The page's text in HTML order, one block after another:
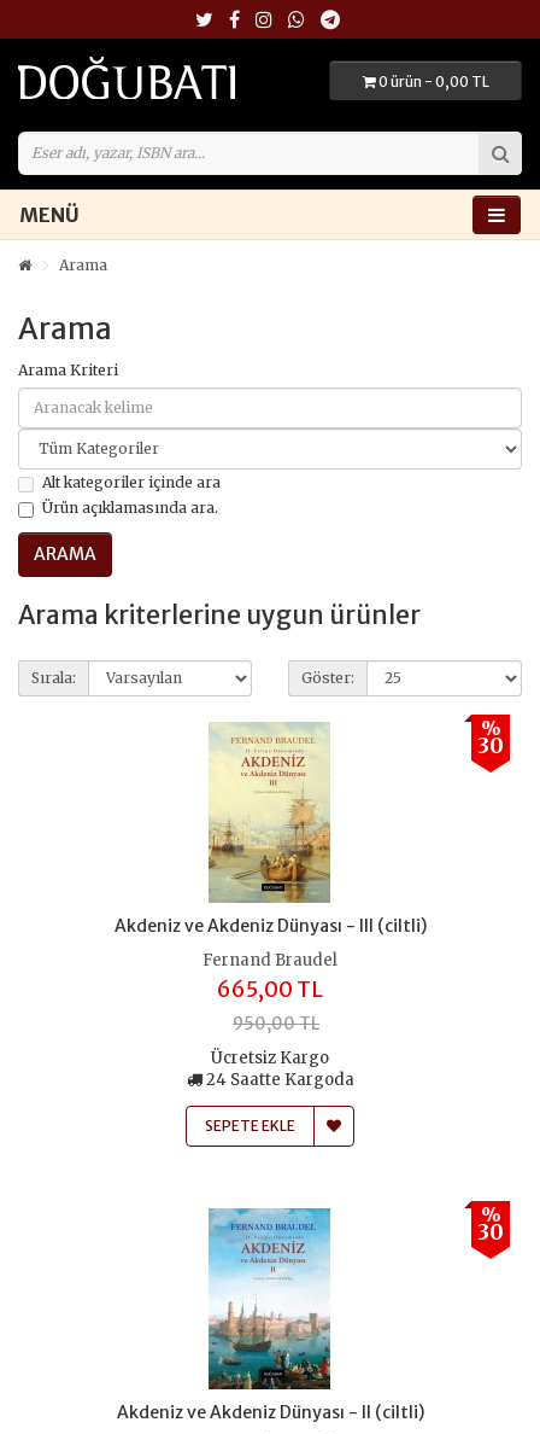
0 ürün - 0,00 TL
MENÜ
Arama
Arama
Arama Kriteri
Alt kategoriler içinde ara
Ürün açıklamasında ara.
Arama kriterlerine uygun ürünler
Sırala: Göster:
%
30
Akdeniz ve Akdeniz Dünyası - III (ciltli)
Fernand Braudel
665,00 TL
950,00 TL
Ücretsiz Kargo
24 Saatte Kargoda
SEPETE EKLE
%
30
Akdeniz ve Akdeniz Dünyası - II (ciltli)